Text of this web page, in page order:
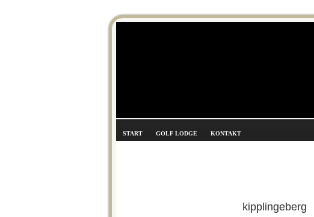
START GOLF LODGE KONTAKT
kipplingeberg